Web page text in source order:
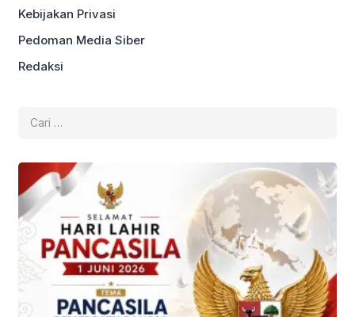
Kebijakan Privasi
Pedoman Media Siber
Redaksi
untuk: